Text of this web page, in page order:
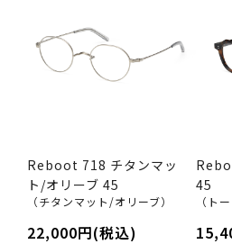
Reboot 718 チタンマッ
ト/オリーブ 45
（チタンマット/オリーブ）
22,000円(税込)
45
（ト